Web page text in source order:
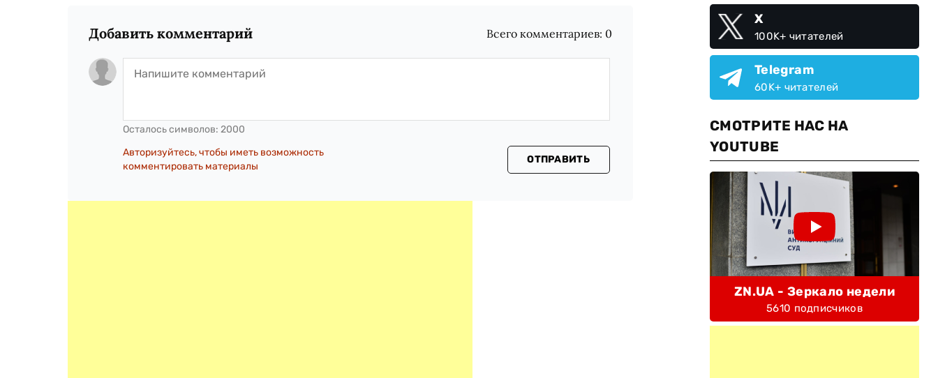
Добавить комментарий Всего комментариев: 0
Осталось символов: 2000
Авторизуйтесь, чтобы иметь возможность
комментировать материалы
ОТПРАВИТЬ
X
100K+ читателей
Telegram
60K+ читателей
СМОТРИТЕ НАС НА
YOUTUBE
ZN.UA - Зеркало недели
5610 подписчиков